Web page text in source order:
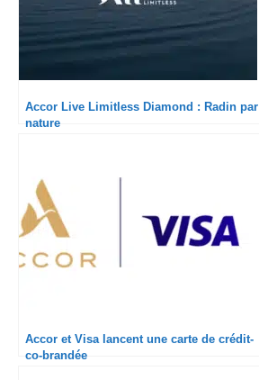
Accor Live Limitless Diamond : Radin par
nature
Accor et Visa lancent une carte de crédit-
co-brandée